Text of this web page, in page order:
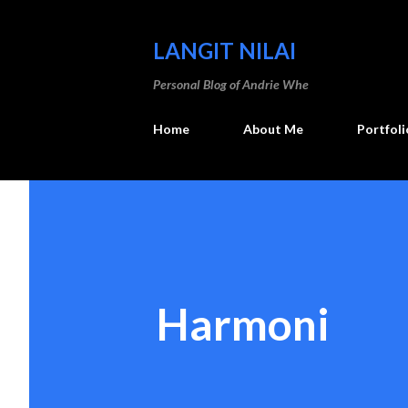
LANGIT NILAI
Personal Blog of Andrie Whe
Home About Me
Harmoni